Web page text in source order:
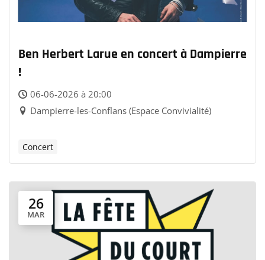
Ben Herbert Larue en concert à Dampierre
!
06-06-2026 à 20:00
Dampierre-les-Conflans (Espace Convivialité)
Concert
26
MAR